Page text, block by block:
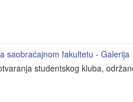
saobraćajnom fakultetu - Galerija
studentskog kluba,